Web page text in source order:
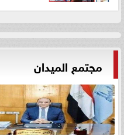
مجتمع الميدان